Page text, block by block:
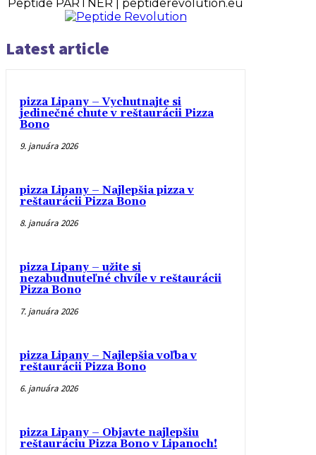
Peptide PARTNER | peptiderevolution.eu
Latest article
pizza Lipany – Vychutnajte si
jedinečné chute v reštaurácii Pizza
Bono
9. januára 2026
pizza Lipany – Najlepšia pizza v
reštaurácii Pizza Bono
8. januára 2026
pizza Lipany – užite si
nezabudnuteľné chvíle v reštaurácii
Pizza Bono
7. januára 2026
pizza Lipany – Najlepšia voľba v
reštaurácii Pizza Bono
6. januára 2026
pizza Lipany – Objavte najlepšiu
reštauráciu Pizza Bono v Lipanoch!